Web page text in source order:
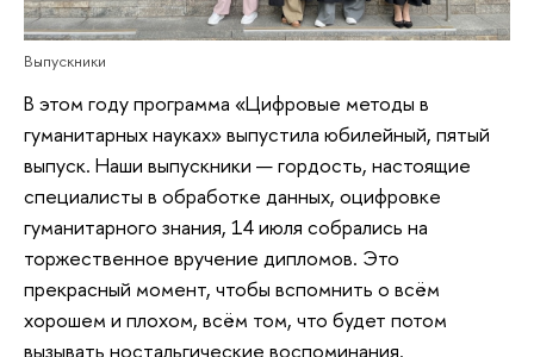
Выпускники
В этом году программа «Цифровые методы в
гуманитарных науках» выпустила юбилейный, пятый
выпуск. Наши выпускники — гордость, настоящие
специалисты в обработке данных, оцифровке
гуманитарного знания, 14 июля собрались на
торжественное вручение дипломов. Это
прекрасный момент, чтобы вспомнить о всём
хорошем и плохом, всём том, что будет потом
вызывать ностальгические воспоминания.